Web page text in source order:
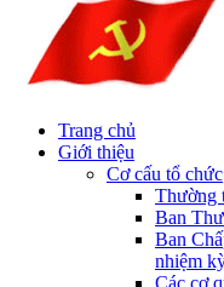
Trang chủ
Giới thiệu
Cơ cấu tổ chức
Thường
Ban
Ban
nhiệm
Các cơ